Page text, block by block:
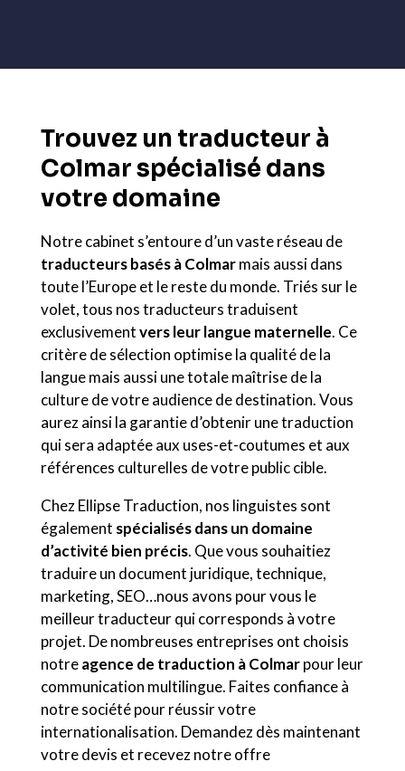
Trouvez un traducteur à
Colmar spécialisé dans
votre domaine
Notre cabinet s’entoure d’un vaste réseau de
traducteurs basés à Colmarmais aussi dans
toute l’Europe et le reste du monde. Triés sur le
volet, tous nos traducteurs traduisent
exclusivementvers leur langue maternelle. Ce
critère de sélection optimise la qualité de la
langue mais aussi une totale maîtrise de la
culture de votre audience de destination. Vous
aurez ainsi la garantie d’obtenir une traduction
qui sera adaptée aux uses-et-coutumes et aux
références culturelles de votre public cible.
Chez Ellipse Traduction, nos linguistes sont
également spécialisés dans un domaine
d’activité bien précis. Que vous souhaitiez
traduire un document juridique, technique,
marketing, SEO…nous avons pour vous le
meilleur traducteur qui corresponds à votre
projet. De nombreuses entreprises ont choisis
notreagence de traduction à Colmarpour leur
communication multilingue. Faites confiance à
notre société pour réussir votre
internationalisation. Demandez dès maintenant
votre devis et recevez notre offre